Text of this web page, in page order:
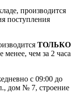
производится
поступления
ТОЛЬКО
менее, чем за 2 часа
с 09:00 до
дом № 7, строение